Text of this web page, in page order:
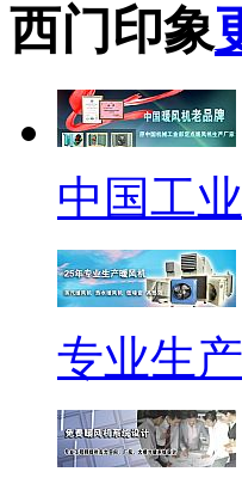
西门印象
中国工
专业生